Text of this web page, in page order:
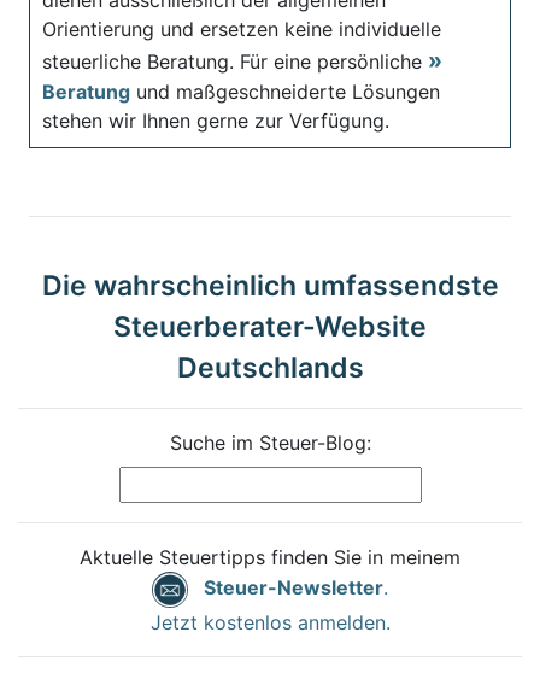
Orientierung und ersetzen keine individuelle
steuerliche Beratung. Für eine persönliche
Beratung und maßgeschneiderte Lösungen
stehen wir Ihnen gerne zur Verfügung.
Die wahrscheinlich umfassendste
Steuerberater-Website
Deutschlands
Suche im Steuer-Blog:
Aktuelle Steuertipps finden Sie in meinem
Steuer-Newsletter.
Jetzt kostenlos anmelden.